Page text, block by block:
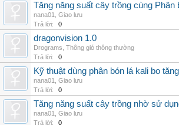
Tăng năng suất cây trồng cùng Phân
nana01
Giao lưu
Trả lời:
0
dragonvision 1.0
Drograms Thông gió thông thường
Trả lời:
0
Kỹ thuật dùng phân bón lá kali bo
nana01
Giao lưu
Trả lời:
0
Tăng năng suất cây trồng nhờ sử
nana01
Giao lưu
Trả lời:
0